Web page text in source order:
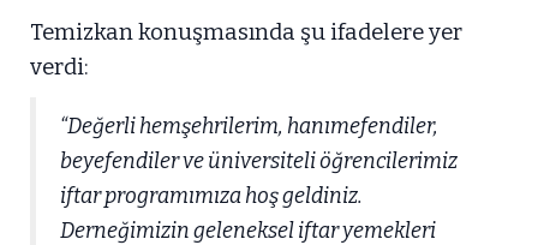
Temizkan konuşmasında şu ifadelere yer
verdi:
“Değerli hemşehrilerim, hanımefendiler,
beyefendiler ve üniversiteli öğrencilerimiz
iftar programımıza hoş geldiniz.
Derneğimizin geleneksel iftar yemekleri